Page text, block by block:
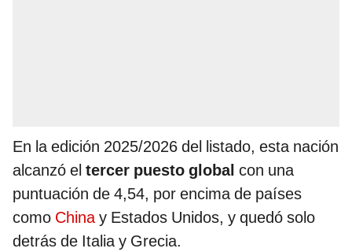
En la edición 2025/2026 del listado, esta nación
alcanzó el tercer puesto global con una
puntuación de 4,54, por encima de países
como Chinay Estados Unidos, y quedó solo
detrás de Italia y Grecia.